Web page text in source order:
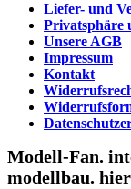
Liefer- und
Privatsphäre
Unsere AGB
Impressum
Kontakt
Modell-Fan.
modellbau.